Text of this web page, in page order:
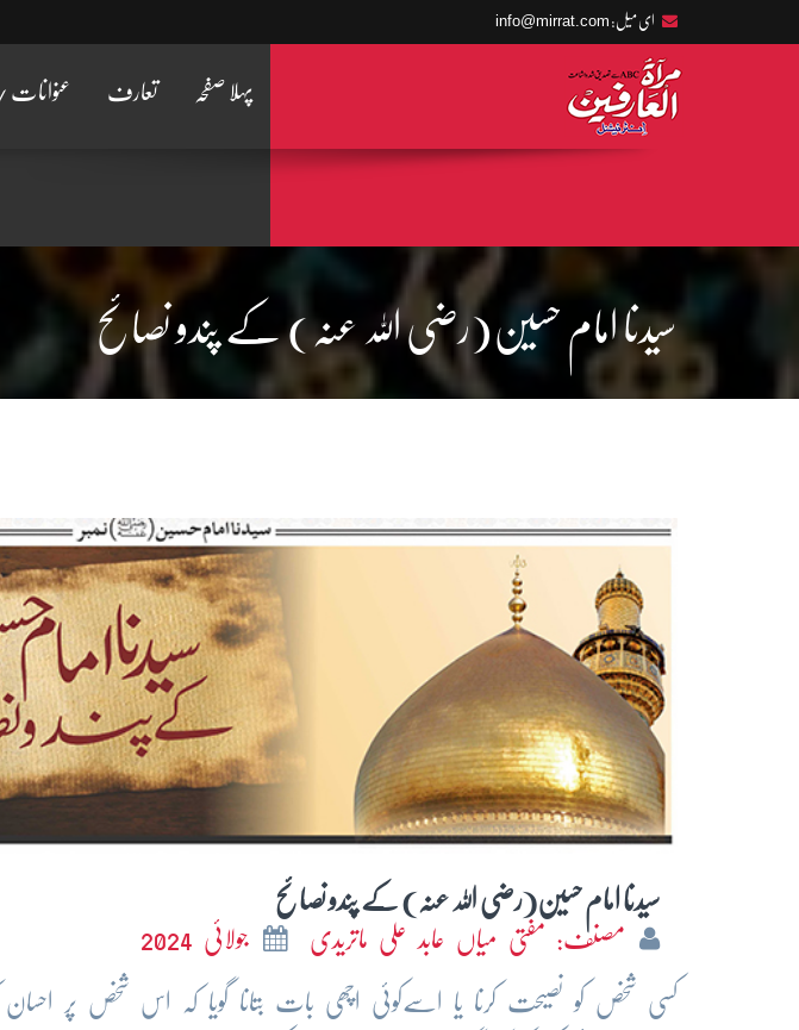
ای میل: info@mirrat.com
پہلا صفحہ تعارف عنوانات
سیدنا امام حسین(رضی اللہ عنہ) کے پندو نصائح
سیدنا امام حسین(رضی اللہ عنہ) کے پندو نصائح
مصنف: مفتی میاں عابد علی ماتریدی جولائی 2024
کسی شخص کو نصیحت کرنا یا اسےکوئی اچھی بات بتانا گویا کہ اس شخص پر